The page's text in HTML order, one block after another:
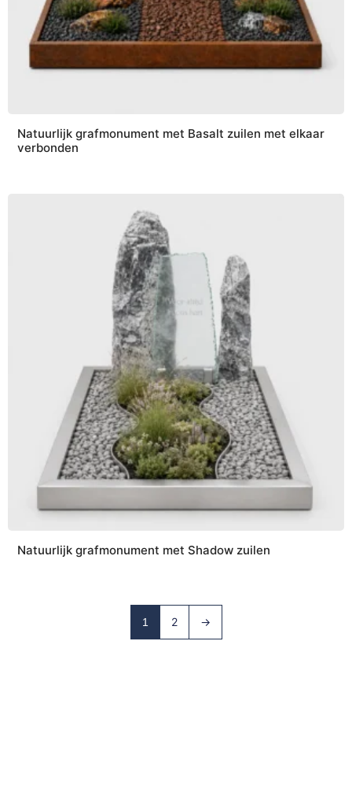
Natuurlijk grafmonument met Basalt zuilen met elkaar
verbonden
Natuurlijk grafmonument met Shadow zuilen
1 2 →